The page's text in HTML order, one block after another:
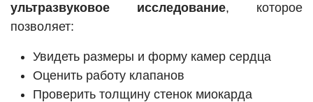
ультразвуковое исследование, которое
позволяет:
Увидеть размеры и форму камер сердца
Оценить работу клапанов
Проверить толщину стенок миокарда